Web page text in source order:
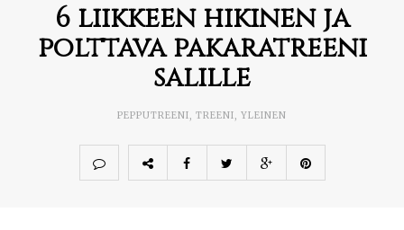
6 liikkeen hikinen ja
polttava pakaratreeni
salille
PEPPUTREENI, TREENI, YLEINEN